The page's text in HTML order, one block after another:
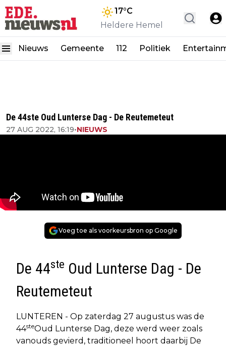
17°C
Heldere Hemel
Nieuws Gemeente 112 Politiek
De 44ste Oud Lunterse Dag - De Reutemeteut
27 AUG 2022, 16:19•NIEUWS
Voeg toe als voorkeursbron op Google
De 44ste Oud Lunterse Dag - De
Reutemeteut
LUNTEREN - Op zaterdag 27 augustus was de
44steOud Lunterse Dag, deze werd weer zoals
vanouds gevierd, traditioneel hoort daarbij De